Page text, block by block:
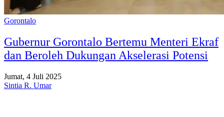
Gorontalo
Gubernur Gorontalo Bertemu Menteri Ekraf
dan Beroleh Dukungan Akselerasi Potensi
Jumat, 4 Juli 2025
Sintia R. Umar